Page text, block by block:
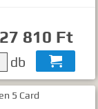
27 810 Ft
db 
5 Card